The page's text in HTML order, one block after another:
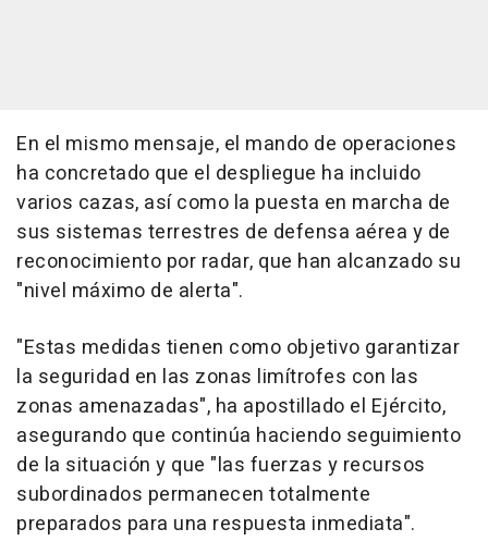
En el mismo mensaje, el mando de operaciones
ha concretado que el despliegue ha incluido
varios cazas, así como la puesta en marcha de
sus sistemas terrestres de defensa aérea y de
reconocimiento por radar, que han alcanzado su
"nivel máximo de alerta".
"Estas medidas tienen como objetivo garantizar
la seguridad en las zonas limítrofes con las
zonas amenazadas", ha apostillado el Ejército,
asegurando que continúa haciendo seguimiento
de la situación y que "las fuerzas y recursos
subordinados permanecen totalmente
preparados para una respuesta inmediata".